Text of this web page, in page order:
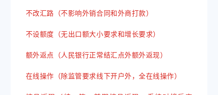
不改汇路（不影响外销合同和外商打款）
不设额度（无出口额大小要求和增长要求）
额外返点（人民银行正常结汇点外额外返现）
在线操作（除监管要求线下开户外，全在线操作）